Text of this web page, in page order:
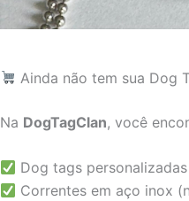
Ainda não tem sua Dog
Na DogTagClan, você
Dog tags
Correntes em aço inox